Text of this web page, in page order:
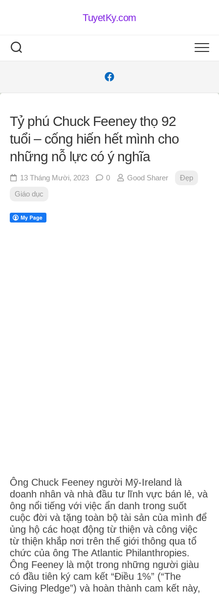
TuyetKy.com
Tỷ phú Chuck Feeney thọ 92
tuổi – cống hiến hết mình cho
những nỗ lực có ý nghĩa
13 Tháng Mười, 2023 0 Good Sharer
Đẹp
Giáo dục
Ông Chuck Feeney người Mỹ-Ireland là
doanh nhân và nhà đầu tư lĩnh vực bán lẻ, và
ông nổi tiếng với việc ẩn danh trong suốt
cuộc đời và tặng toàn bộ tài sản của mình để
ủng hộ các hoạt động từ thiện và công việc
từ thiện khắp nơi trên thế giới thông qua tổ
chức của ông The Atlantic Philanthropies.
Ông Feeney là một trong những người giàu
có đầu tiên ký cam kết “Điều 1%” (“The
Giving Pledge”) và hoàn thành cam kết này,